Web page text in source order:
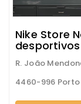
Nike Store
desportivos
R. João
4460-996 Porto